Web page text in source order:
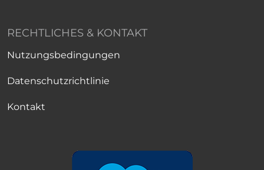
RECHTLICHES & KONTAKT
Nutzungsbedingungen
Datenschutzrichtlinie
Kontakt